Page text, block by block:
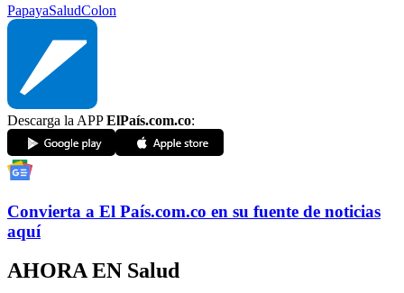
PapayaSaludColon
Descarga la APPElPaís.com.co:
Convierta a El País.com.co en su fuente de noticias
aquí
AHORA EN Salud